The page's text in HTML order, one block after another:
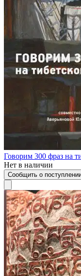
Говорим 300 фраз на
Нет в наличии
Сообщить о